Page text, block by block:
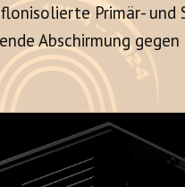
Primär- und
Abschirmung